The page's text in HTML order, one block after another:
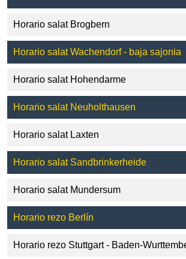
Horario salat Brogbern
Horario salat Wachendorf - baja sajonia
Horario salat Hohendarme
Horario salat Neuholthausen
Horario salat Laxten
Horario salat Sandbrinkerheide
Horario salat Mundersum
Horario rezo Berlín
Horario rezo Stuttgart - Baden-